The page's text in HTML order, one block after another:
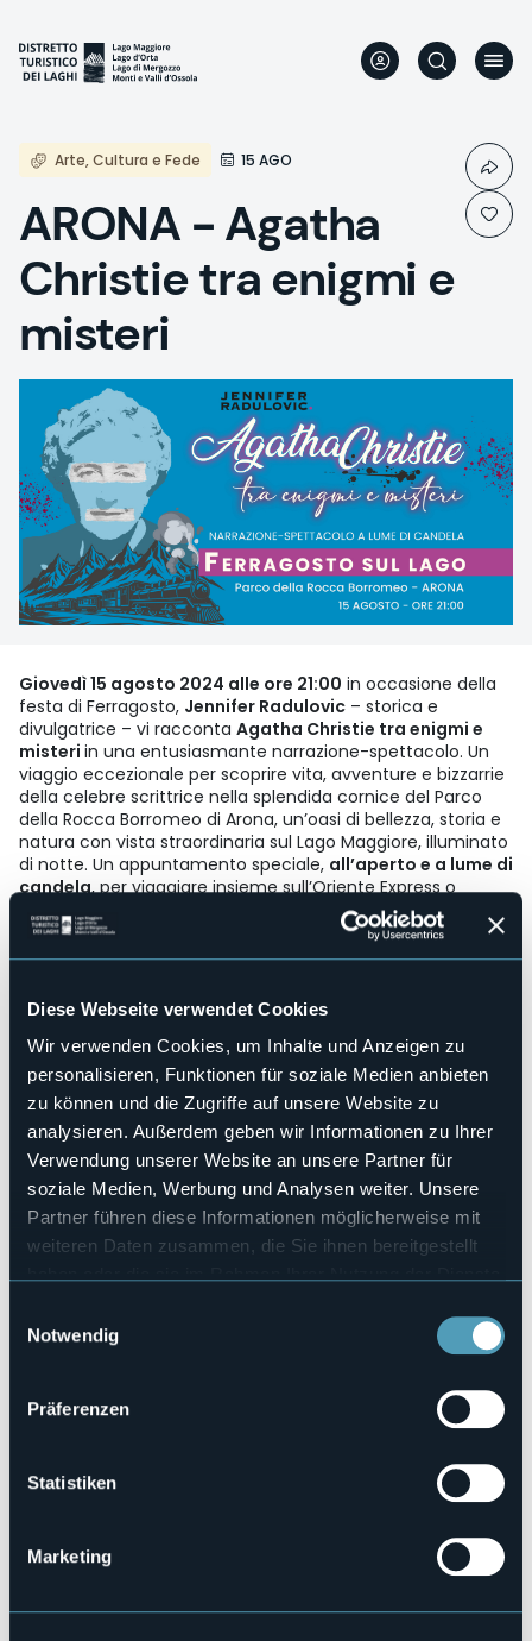
Diese Webseite verwendet Cookies
Wir verwenden Cookies, um Inhalte und Anzeigen zu
personalisieren, Funktionen für soziale Medien anbieten
zu können und die Zugriffe auf unsere Website zu
analysieren. Außerdem geben wir Informationen zu Ihrer
Verwendung unserer Website an unsere Partner für
soziale Medien, Werbung und Analysen weiter. Unsere
Partner führen diese Informationen möglicherweise mit
weiteren Daten zusammen, die Sie ihnen bereitgestellt
Notwendig
Präferenzen
Statistiken
Marketing
Inhalt
Arte, Cultura e Fede 15 AGO
ARONA - Agatha
Christie tra enigmi e
misteri
Giovedì 15 agosto 2024 alle ore 21:00 in occasione della
festa di Ferragosto, Jennifer Radulovic – storica e
divulgatrice – vi racconta Agatha Christie tra enigmi e
misteri in una entusiasmante narrazione-spettacolo. Un
viaggio eccezionale per scoprire vita, avventure e bizzarrie
della celebre scrittrice nella splendida cornice del Parco
della Rocca Borromeo di Arona, un’oasi di bellezza, storia e
natura con vista straordinaria sul Lago Maggiore, illuminato
di notte. Un appuntamento speciale, all’aperto e a lume di
candela, per viaggiare insieme sull’Oriente Express o
affacciarsi sul Nilo tra personaggi singolari, curiosità e
oscuri delitti.
Veranstaltungsmanager
Jennifer Radulovic
Veranstaltungsort
Parco della Rocca Borromeo
Telefon
+39 392 3426885
E-mail
info@jenniferradulovic.com
28041 - Arona (NO)